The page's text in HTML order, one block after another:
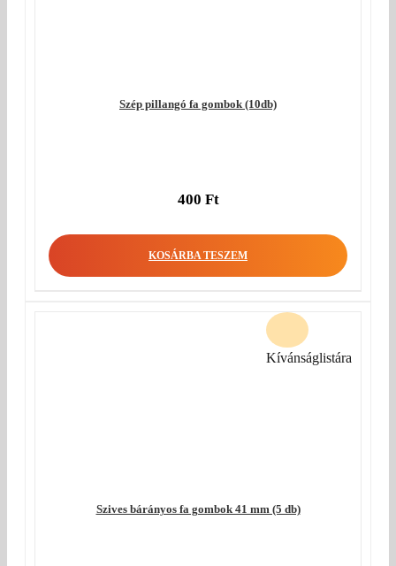
Szép pillangó fa gombok (10db)
400 Ft
KOSÁRBA TESZEM
Szives bárányos fa gombok 41 mm (5 db)
Kívánságlistára